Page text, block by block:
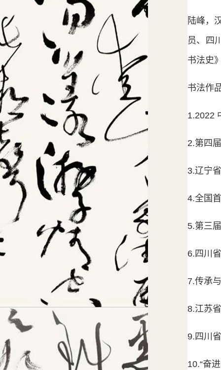
陆峰，
员、四
书法史
书法作
1.2022
2.第四
3.辽宁
4.全国
5.第三
6.四川
7.传承
8.江苏
9.四川
10.“奋